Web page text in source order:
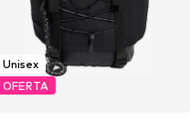
Unisex
OFERTA